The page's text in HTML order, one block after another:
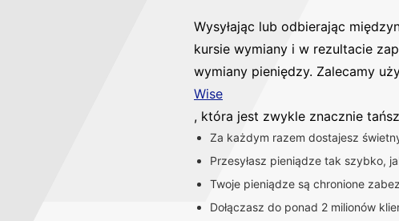
Wysyłając lub odbierając
kursie wymiany i w rezultacie
wymiany pieniędzy. Zalecamy
Wise
, która jest zwykle znacznie
Za każdym razem dostajesz
Przesyłasz pieniądze tak szybko,
Twoje pieniądze są chronione
Dołączasz do ponad 2 milionów